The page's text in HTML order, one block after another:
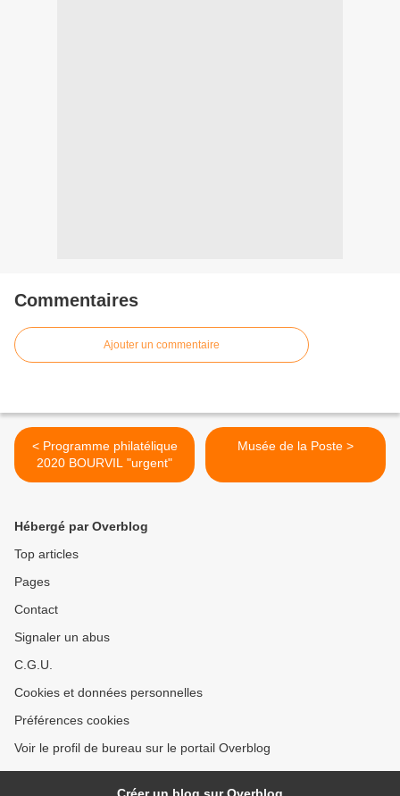
Commentaires
Ajouter un commentaire
< Programme philatélique
2020 BOURVIL "urgent"
Musée de la Poste >
Hébergé par Overblog
Top articles
Pages
Contact
Signaler un abus
C.G.U.
Cookies et données personnelles
Préférences cookies
Voir le profil de bureau sur le portail Overblog
Créer un blog sur Overblog